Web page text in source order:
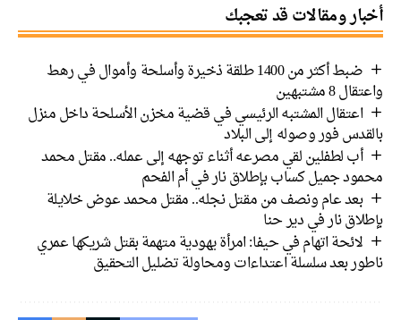
أخبار ومقالات قد تعجبك
ضبط أكثر من 1400 طلقة ذخيرة وأسلحة وأموال في رهط
واعتقال 8 مشتبهين
اعتقال المشتبه الرئيسي في قضية مخزن الأسلحة داخل منزل
بالقدس فور وصوله إلى البلاد
أب لطفلين لقي مصرعه أثناء توجهه إلى عمله.. مقتل محمد
محمود جميل كساب بإطلاق نار في أم الفحم
بعد عام ونصف من مقتل نجله.. مقتل محمد عوض خلايلة
بإطلاق نار في دير حنا
لائحة اتهام في حيفا: امرأة يهودية متهمة بقتل شريكها عمري
ناطور بعد سلسلة اعتداءات ومحاولة تضليل التحقيق